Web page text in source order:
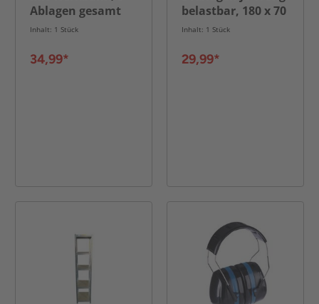
Ablagen gesamt
800 kg, 180 x 100 x
Inhalt: 1 Stück
34,99*
belastbar, 180 x 70
x 40 cm
Inhalt: 1 Stück
29,99*